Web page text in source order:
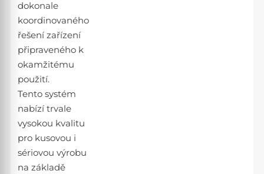
dokonale
koordinovaného
řešení zařízení
připraveného k
okamžitému
použití.
Tento systém
nabízí trvale
vysokou kvalitu
pro kusovou i
sériovou výrobu
na základě